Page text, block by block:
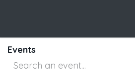
Events